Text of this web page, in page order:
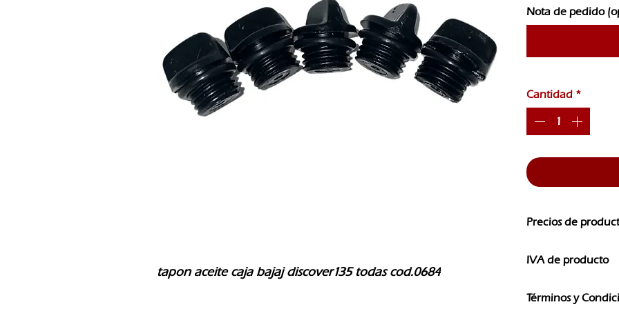
tapon aceite caja bajaj discover135 todas cod.0684
Nota de pedido
Cantidad *
Precios de
CAMBIOS SIN
IVA de producto
IVA
Términos y